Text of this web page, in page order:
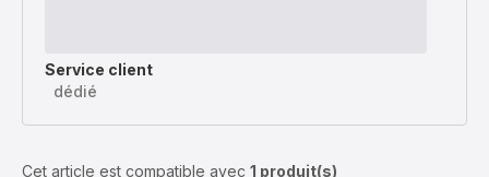
Service client
dédié
Cet article est compatible avec 1 produit(s)